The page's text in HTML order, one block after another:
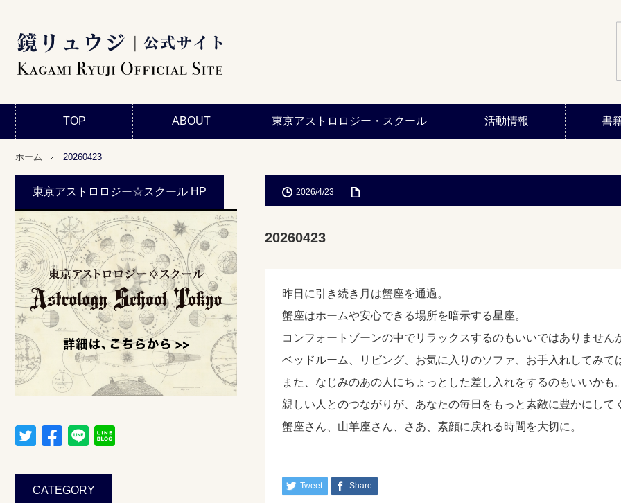
TOP ABOUT 東京アストロロジー・スクール 活動情報 書
ホーム 20260423
2026/4/23
20260423
昨日に引き続き月は蟹座を通過。
蟹座はホームや安心できる場所を暗示する星座。
コンフォートゾーンの中でリラックスするのもいいではありません
ベッドルーム、リビング、お気に入りのソファ、お手入れしてみて
また、なじみのあの人にちょっとした差し入れをするのもいいかも。
親しい人とのつながりが、あなたの毎日をもっと素敵に豊かにして
蟹座さん、山羊座さん、さあ、素顔に戻れる時間を大切に。
Tweet Share
東京アストロロジー☆スクール HP
CATEGORY